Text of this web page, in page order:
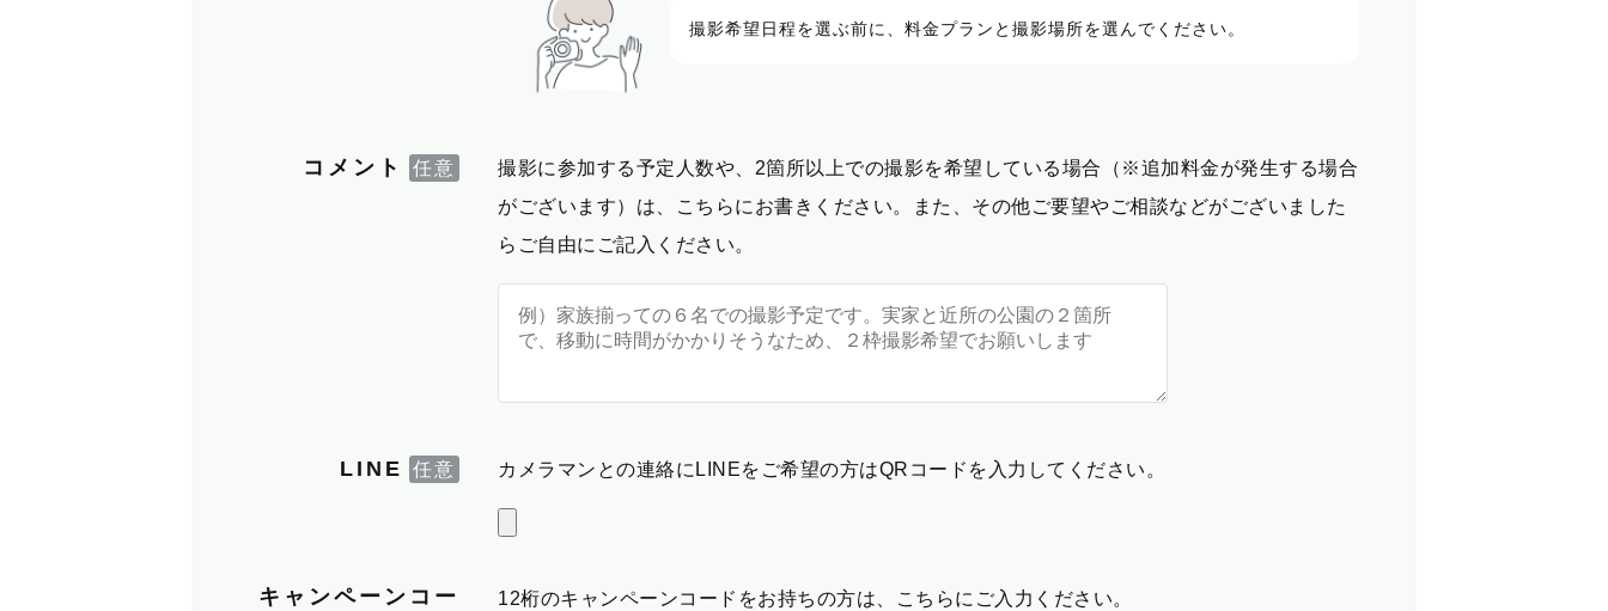
撮影希望日程を選ぶ前に、料金プランと撮影場所を選んでください。
コメント
撮影に参加する予定人数や、2箇所以上での撮影を希望している場合（※追加料金が発生する場合
がございます）は、こちらにお書きください。また、その他ご要望やご相談などがございました
らご自由にご記入ください。
LINE カメラマンとの連絡にLINEをご希望の方はQRコードを入力してください。
キャンペーンコー 12桁のキャンペーンコードをお持ちの方は、こちらにご入力ください。